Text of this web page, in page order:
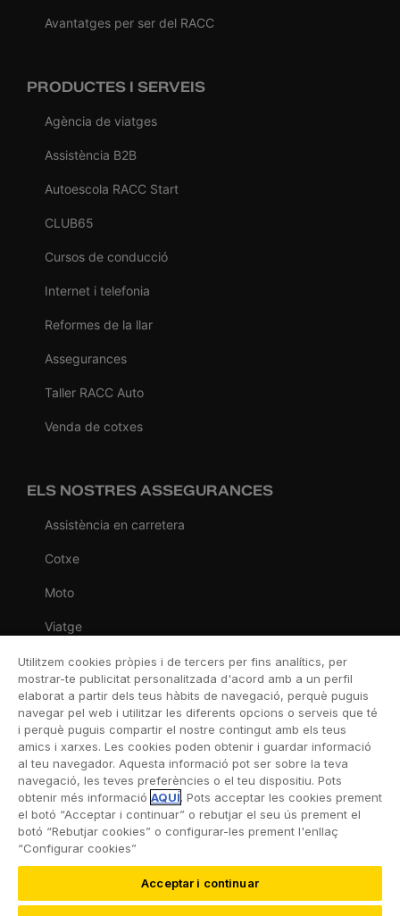
Avantatges per ser del RACC
PRODUCTES I SERVEIS
Agència de viatges
Assistència B2B
Autoescola RACC Start
CLUB65
Cursos de conducció
Internet i telefonia
Reformes de la llar
Assegurances
Taller RACC Auto
Venda de cotxes
ELS NOSTRES ASSEGURANCES
Assistència en carretera
Cotxe
Moto
Viatge
Llar
Vida
Decessos
Dental
Esportiva
Esquí
Utilitzem cookies pròpies i de tercers per fins analítics, per
mostrar-te publicitat personalitzada d'acord amb a un perfil
elaborat a partir dels teus hàbits de navegació, perquè puguis
navegar pel web i utilitzar les diferents opcions o serveis que té
i perquè puguis compartir el nostre contingut amb els teus
amics i xarxes. Les cookies poden obtenir i guardar informació
al teu navegador. Aquesta informació pot ser sobre la teva
navegació, les teves preferències o el teu dispositiu. Pots
obtenir més informació AQUÍ. Pots acceptar les cookies prement
el botó “Acceptar i continuar” o rebutjar el seu ús prement el
botó “Rebutjar cookies” o configurar-les prement l'enllaç
“Configurar cookies”
Acceptar i continuar